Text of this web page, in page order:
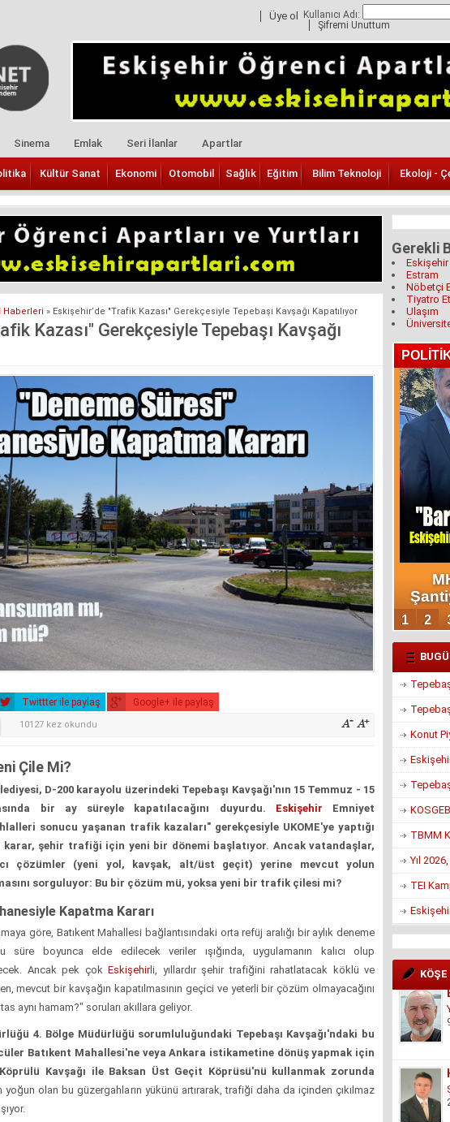
Üye ol Kullanıcı Adı:
Şifremi Unuttum
Sinema Emlak Seri İlanlar Apartlar
Kültür Sanat Ekonomi Otomobil Sağlık Eğitim Bilim Teknoloji Ekoloji -
Haberleri » Eskişehir’de "Trafik Kazası" Gerekçesiyle Tepebaşı Kavşağı Kapatılıyor
Kazası" Gerekçesiyle Tepebaşı Kavşağı
Twittter ile paylaş Google+ ile paylaş
10127 kez okundu
Çile Mi?
D-200 karayolu üzerindeki Tepebaşı Kavşağı'nın 15 Temmuz - 15
bir ay süreyle kapatılacağını duyurdu. Eskişehir Emniyet
sonucu yaşanan trafik kazaları" gerekçesiyle UKOME'ye yaptığı
karar, şehir trafiği için yeni bir dönemi başlatıyor. Ancak vatandaşlar,
çözümler (yeni yol, kavşak, alt/üst geçit) yerine mevcut yolun
sorguluyor: Bu bir çözüm mü, yoksa yeni bir trafik çilesi mi?
Kapatma Kararı
göre, Batıkent Mahallesi bağlantısındaki orta refüj aralığı bir aylık deneme
süre boyunca elde edilecek veriler ışığında, uygulamanın kalıcı olup
Ancak pek çok Eskişehirli, yıllardır şehir trafiğini rahatlatacak köklü ve
mevcut bir kavşağın kapatılmasının geçici ve yeterli bir çözüm olmayacağını
aynı hamam?" soruları akıllara geliyor.
4. Bölge Müdürlüğü sorumluluğundaki Tepebaşı Kavşağı'ndaki bu
Batıkent Mahallesi'ne veya Ankara istikametine dönüş yapmak için
Kavşağı ile Baksan Üst Geçit Köprüsü'nü kullanmak zorunda
yoğun olan bu güzergahların yükünü artırarak, trafiği daha da içinden çıkılmaz
Gerekli
Estram
Nöbetçi
Tiyatro
Ulaşım
Konut
TBMM
Yıl
TEI